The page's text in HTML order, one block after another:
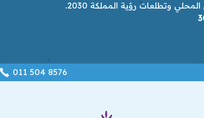
وتطلعات رؤية المملكة 2030.
‎011 504 8576